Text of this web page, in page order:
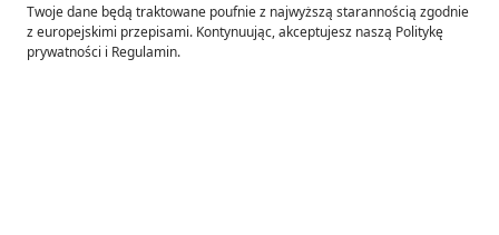
Twoje dane będą traktowane poufnie z najwyższą starannością zgodnie
z europejskimi przepisami. Kontynuując, akceptujesz naszą Politykę
prywatności i Regulamin.